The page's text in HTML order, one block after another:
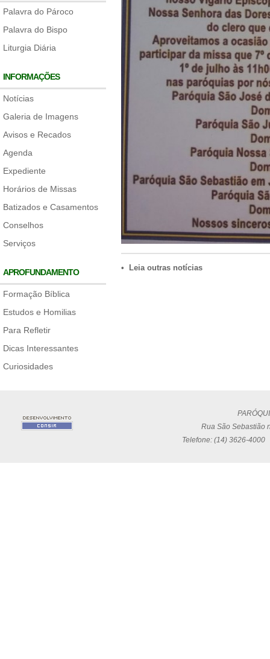
Palavra do Pároco
Palavra do Bispo
Liturgia Diária
INFORMAÇÕES
Notícias
Galeria de Imagens
Avisos e Recados
Agenda
Expediente
Horários de Missas
Batizados e Casamentos
Conselhos
Serviços
APROFUNDAMENTO
Formação Bíblica
Estudos e Homilias
Para Refletir
Dicas Interessantes
Curiosidades
• Leia outras notícias
Rua São Sebastião
Telefone: (14) 3626-